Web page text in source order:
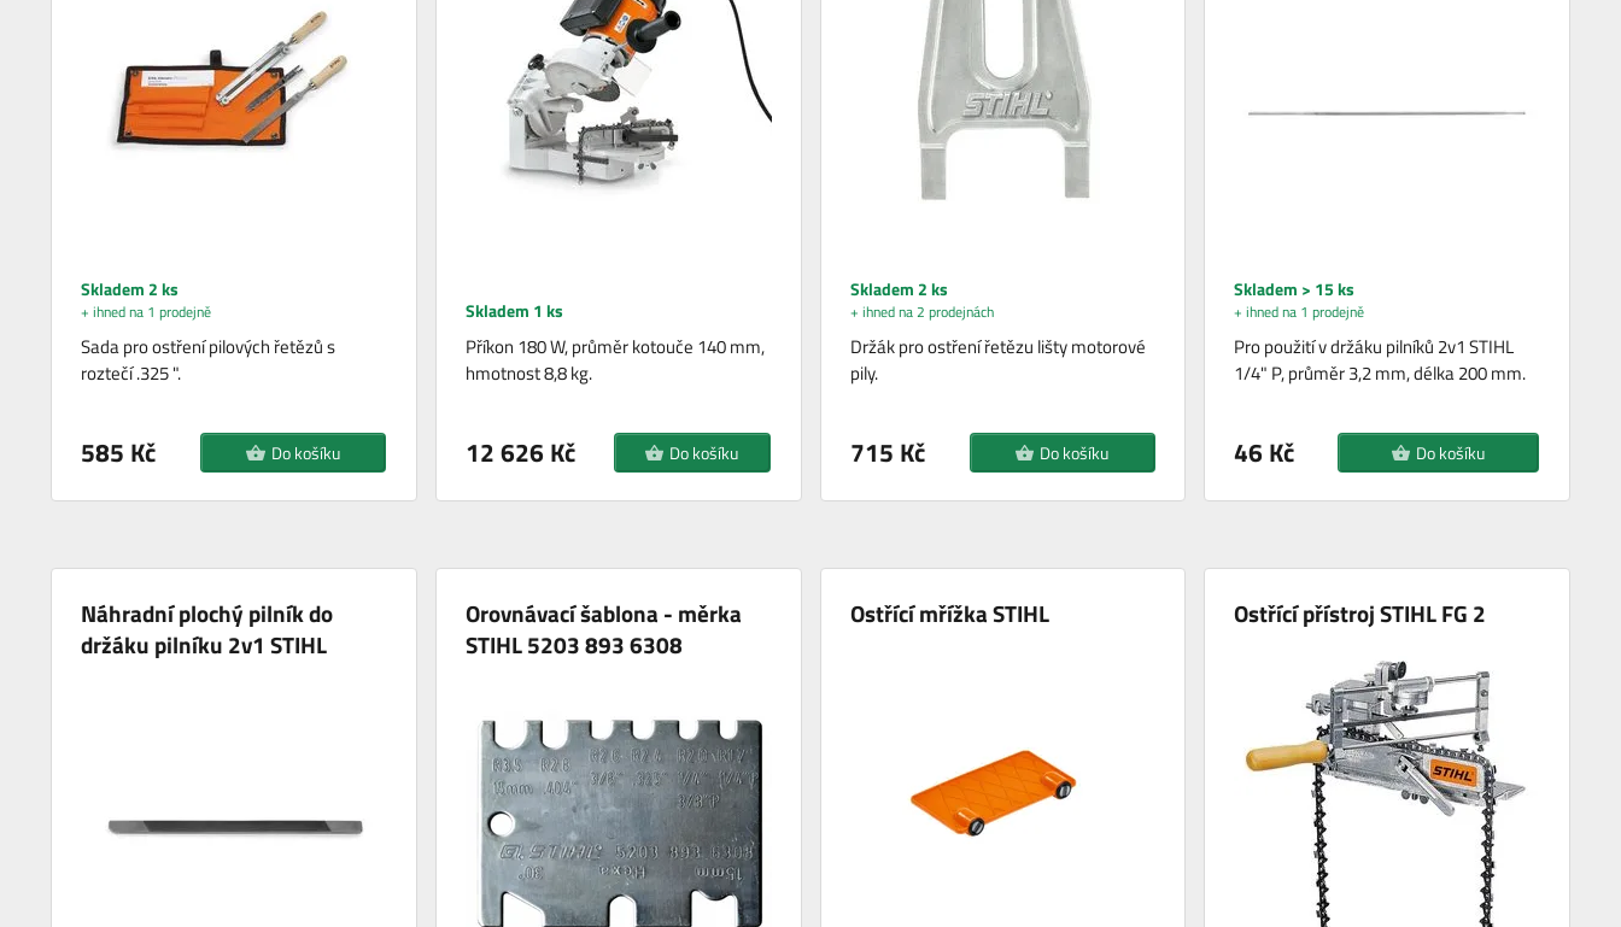
Skladem 2 ks
+ ihned na 1 prodejně
Sada pro ostření pilových řetězů s
roztečí .325 ".
585 Kč Do košíku
Skladem 1 ks
Příkon 180 W, průměr kotouče 140 mm,
hmotnost 8,8 kg.
12 626 Kč Do košíku
Skladem 2 ks
+ ihned na 2 prodejnách
Držák pro ostření řetězu lišty motorové
pily.
715 Kč Do košíku
Skladem > 15 ks
+ ihned na 1 prodejně
Pro použití v držáku pilníků 2v1 STIHL
1/4" P, průměr 3,2 mm, délka 200 mm.
46 Kč Do košíku
Náhradní plochý pilník do
držáku pilníku 2v1 STIHL
Orovnávací šablona - měrka
STIHL 5203 893 6308
Ostřící mřížka STIHL Ostřící přístroj STIHL FG 2